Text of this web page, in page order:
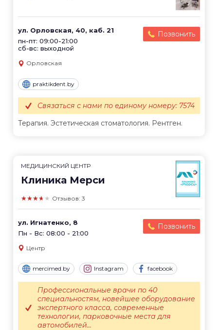
ул. Орловская, 40, каб. 21
пн-пт: 09:00-21:00
сб-вс: выходной
Позвонить
Орловская
praktikdent.by
Терапия. Эстетическая стоматология. Рентген.
Связаться с нами по единому номеру: 7574
МЕДИЦИНСКИЙ ЦЕНТР
Клиника Мерси
★★★★★ Отзывов: 3
ул. Игнатенко, 8
Пн - Вс: 08:00 - 21:00
Позвонить
Центр
mercimed.by Instagram facebook
Профессиональные врачи по 40
специальностям, новейшее оборудование
экспертного класса, современные
технологии, парковочные места для
автомобилей...